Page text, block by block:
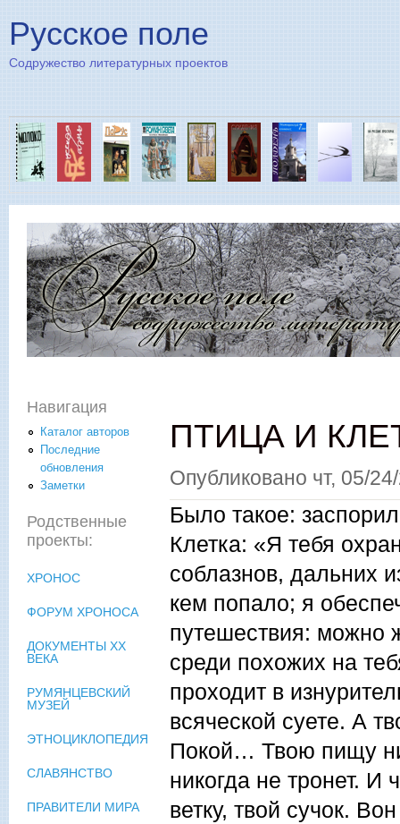
Русское поле
Содружество литературных проектов
ПТИЦА И
Опубликовано чт, 05/
Было такое:
Клетка: «Я тебя
соблазнов, дальних
кем попало; я
путешествия: можно
среди похожих на
проходит в
всяческой суете. А
Покой… Твою пищу
никогда не тронет. И
ветку, твой сучок.
Навигация
Каталог авторов
Последние
обновления
Заметки
Родственные
проекты:
ХРОНОС
ФОРУМ ХРОНОСА
ДОКУМЕНТЫ XX
ВЕКА
РУМЯНЦЕВСКИЙ
МУЗЕЙ
ЭТНОЦИКЛОПЕДИЯ
СЛАВЯНСТВО
ПРАВИТЕЛИ МИРА